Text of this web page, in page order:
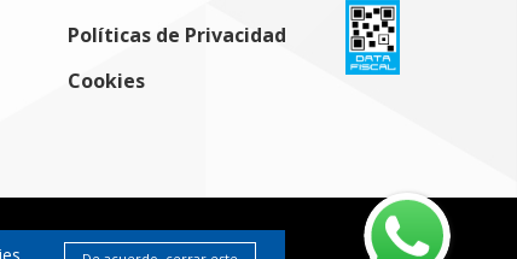
Políticas de Privacidad
Cookies